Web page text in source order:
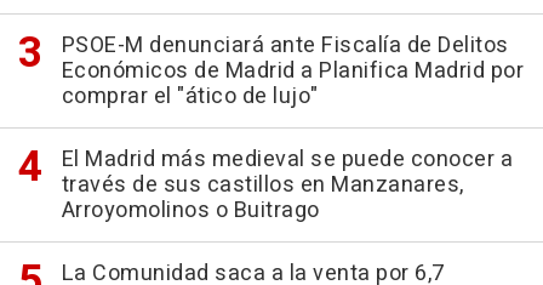
PSOE-M denunciará ante Fiscalía de Delitos
Económicos de Madrid a Planifica Madrid por
comprar el "ático de lujo"
El Madrid más medieval se puede conocer a
través de sus castillos en Manzanares,
Arroyomolinos o Buitrago
La Comunidad saca a la venta por 6,7